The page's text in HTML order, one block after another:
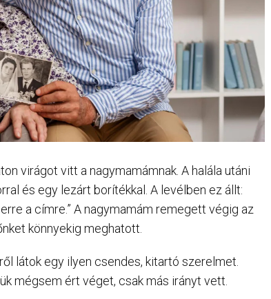
virágot vitt a nagymamámnak. A halála utáni
és egy lezárt borítékkal. A levélben ez állt:
a címre.” A nagymamám remegett végig az
könnyekig meghatott.
látok egy ilyen csendes, kitartó szerelmet.
mégsem ért véget, csak más irányt vett.